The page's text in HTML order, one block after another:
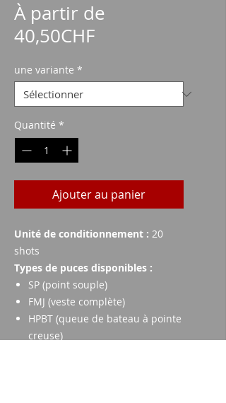
À partir de
40,50CHFPrix
une variante *
Quantité *
Ajouter au panier
Unité de conditionnement : 20
shots
Types de puces disponibles :
SP (point souple)
FMJ (veste complète)
HPBT (queue de bateau à pointe
creuse)